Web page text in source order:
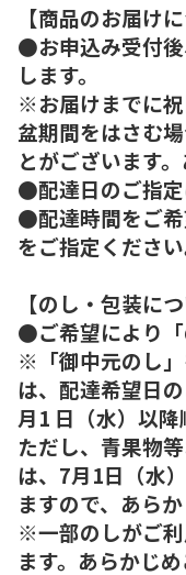
【商品のお届けに
●お申込み受付
します。
※お届けまでに
盆期間をはさむ
とがございます
●配達日のご指定
●配達時間をご
をご指定ください
【のし・包装につ
●ご希望により「
※「御中元のし
は、配達希望日
月1 日（水）以降
ただし、青果物
は、7月1日（水
ますので、あら
※一部のしがご
ます。あらかじ